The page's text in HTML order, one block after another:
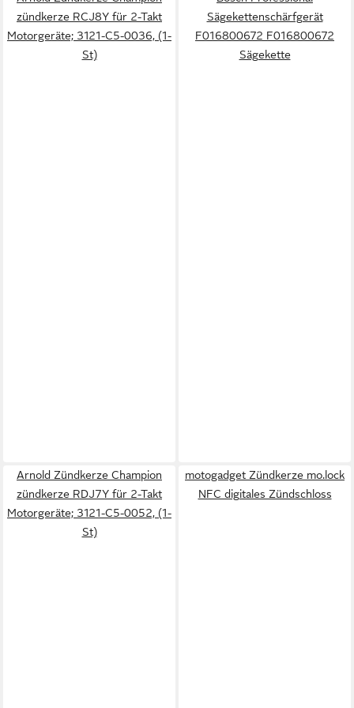
zündkerze RCJ8Y für 2-Takt
Motorgeräte; 3121-C5-0036, (1-
St)
Sägekettenschärfgerät
F016800672 F016800672
Sägekette
Arnold Zündkerze Champion
zündkerze RDJ7Y für 2-Takt
Motorgeräte; 3121-C5-0052, (1-
St)
motogadget Zündkerze mo.lock
NFC digitales Zündschloss